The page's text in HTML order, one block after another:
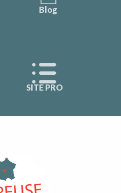
Blog
SITE PRO